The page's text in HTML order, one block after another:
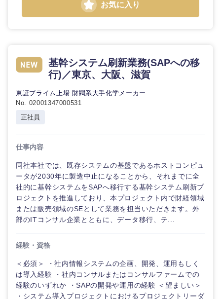
お気に入り
基幹システム刷新業務(SAPへの移
行)／東京、大阪、滋賀
東証プライム上場 財閥系大手化学メーカー
No. 02001347000531
正社員
仕事内容
同社本社では、既存システムの基盤であるホストコンピュ
ータが2030年に製造中止になることから、それまでに全
社的に基幹システムをSAPへ移行する基幹システム刷新プ
ロジェクトを推進しており、本プロジェクト内で財経領域
または販売領域のSEとして業務を担当いただきます。外
部のITコンサル企業とともに、データ移行、テ...
経験・資格
＜必須＞ ・社内情報システムの企画、開発、運用もしく
は導入経験 ・社内コンサルまたはコンサルファームでの
経験のいずれか ・SAPの開発や運用の経験 ＜望ましい＞
・システム導入プロジェクトにおけるプロジェクトリーダ